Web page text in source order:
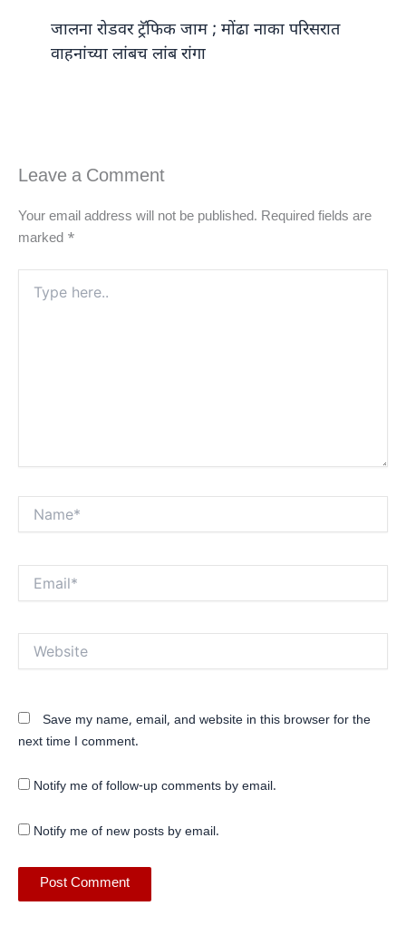
जालना रोडवर ट्रॅफिक जाम ; मोंढा नाका परिसरात
वाहनांच्या लांबच लांब रांगा
Leave a Comment
Your email address will not be published. Required fields are
marked *
here..
Save my name, email, and website in this browser for the
next time I comment.
Notify me of follow-up comments by email.
Notify me of new posts by email.